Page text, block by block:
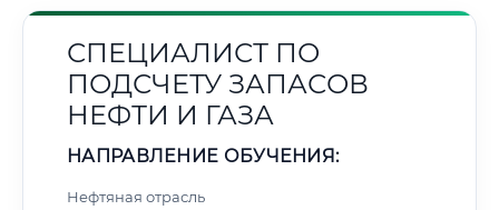
СПЕЦИАЛИСТ ПО
ПОДСЧЕТУ ЗАПАСОВ
НЕФТИ И ГАЗА
НАПРАВЛЕНИЕ ОБУЧЕНИЯ:
Нефтяная отрасль